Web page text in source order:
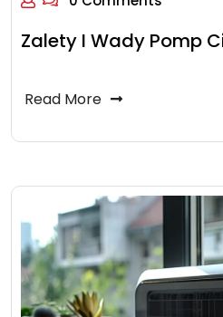
Zalety I Wady Pomp
Read More